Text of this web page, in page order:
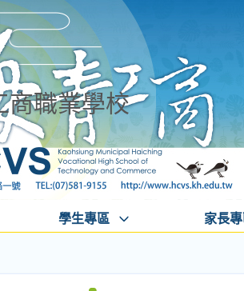
商職業學校
學生專區 家長